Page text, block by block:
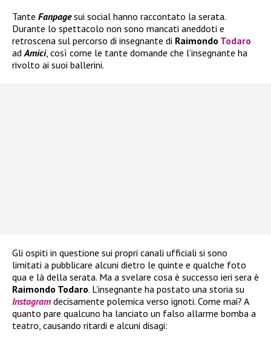
Tante Fanpagesui social hanno raccontato la serata.
Durante lo spettacolo non sono mancati aneddoti e
retroscena sul percorso di insegnante di Raimondo Todaro
adAmici, così come le tante domande che l’insegnante ha
rivolto ai suoi ballerini.
Gli ospiti in questione sui propri canali ufficiali si sono
limitati a pubblicare alcuni dietro le quinte e qualche foto
qua e là della serata. Ma a svelare cosa è successo ieri sera è
Raimondo Todaro. L’insegnante ha postato una storia su
Instagram decisamente polemica verso ignoti. Come mai? A
quanto pare qualcuno ha lanciato un falso allarme bomba a
teatro, causando ritardi e alcuni disagi: